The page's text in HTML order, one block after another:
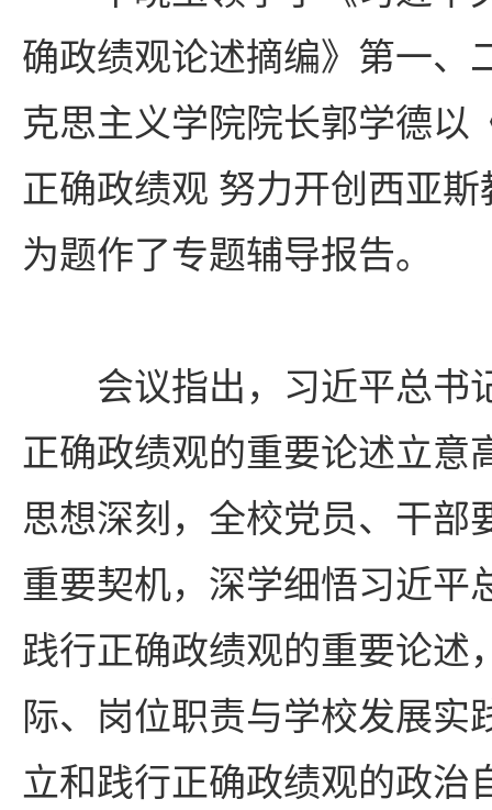
确政绩观论述摘编》第一、
克思主义学院院长郭学德以
正确政绩观 努力开创西亚
为题作了专题辅导报告。
会议指出，习近平总书
正确政绩观的重要论述立意
思想深刻，全校党员、干部
重要契机，深学细悟习近平
践行正确政绩观的重要论述
际、岗位职责与学校发展实
立和践行正确政绩观的政治